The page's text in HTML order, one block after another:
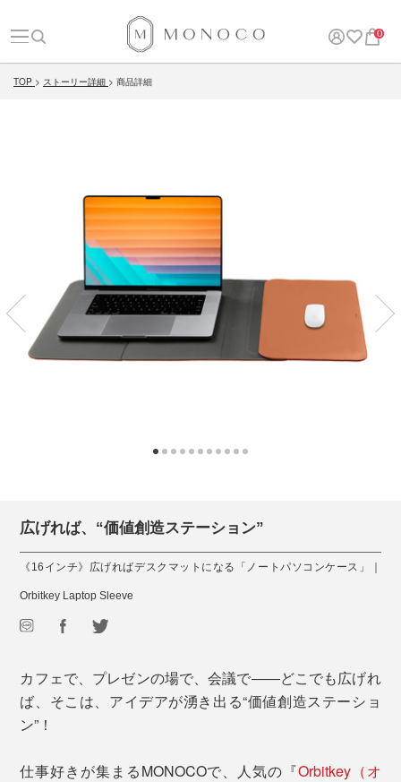
0
TOP ストーリー詳細 商品詳細
広げれば、“価値創造ステーション”
《16インチ》広げればデスクマットになる「ノートパソコンケース」｜
Orbitkey Laptop Sleeve
カフェで、プレゼンの場で、会議で――どこでも広げれ
ば、そこは、アイデアが湧き出る“価値創造ステーショ
ン”！
仕事好きが集まるMONOCOで、人気の『Orbitkey（オ